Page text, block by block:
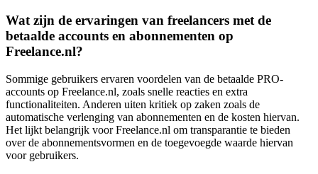
Wat zijn de ervaringen van freelancers met de
betaalde accounts en abonnementen op
Freelance.nl?
Sommige gebruikers ervaren voordelen van de betaalde PRO-
accounts op Freelance.nl, zoals snelle reacties en extra
functionaliteiten. Anderen uiten kritiek op zaken zoals de
automatische verlenging van abonnementen en de kosten hiervan.
Het lijkt belangrijk voor Freelance.nl om transparantie te bieden
over de abonnementsvormen en de toegevoegde waarde hiervan
voor gebruikers.